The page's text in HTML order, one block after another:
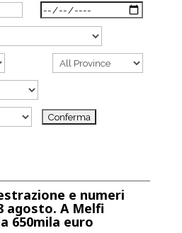
e numeri
agosto. A Melfi
650mila euro